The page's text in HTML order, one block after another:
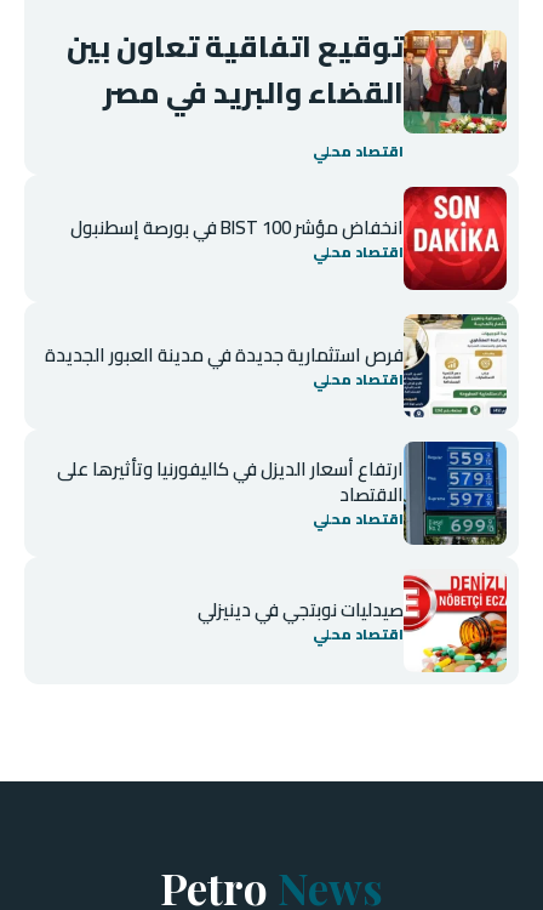
توقيع اتفاقية تعاون بين
القضاء والبريد في مصر
اقتصاد محلي
انخفاض مؤشر BIST 100 في بورصة إسطنبول
اقتصاد محلي
فرص استثمارية جديدة في مدينة العبور الجديدة
اقتصاد محلي
ارتفاع أسعار الديزل في كاليفورنيا وتأثيرها على
الاقتصاد
اقتصاد محلي
صيدليات نوبتجي في دينيزلي
اقتصاد محلي
Petro News